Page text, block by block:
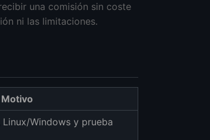
una comisión sin coste
ni las limitaciones.
Motivo
Windows y prueba